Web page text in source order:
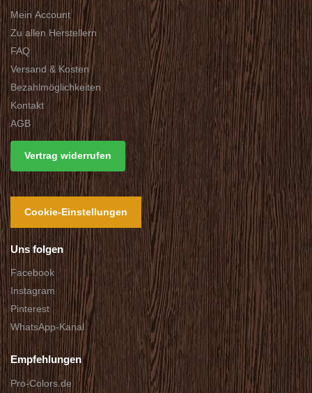
Mein Account
Zu allen Herstellern
FAQ
Versand & Kosten
Bezahlmöglichkeiten
Kontakt
AGB
Vertrag widerrufen
Cookie-Einstellungen
Uns folgen
Facebook
Instagram
Pinterest
WhatsApp-Kanal
Empfehlungen
Pro-Colors.de